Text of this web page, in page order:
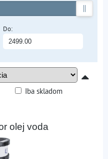
Do:
Iba skladom
olej voda